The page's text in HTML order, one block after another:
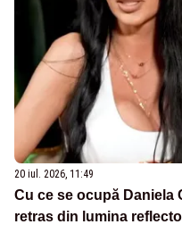
20 iul. 2026, 11:49
Cu ce se ocupă Daniela
retras din lumina